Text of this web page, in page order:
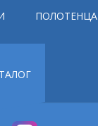
ПОЛОТЕНЦА